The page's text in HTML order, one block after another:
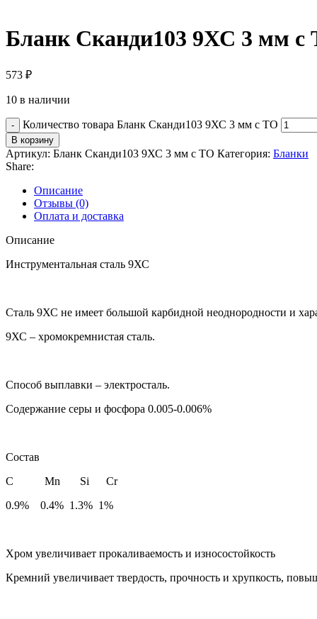
Бланк Сканди103 9ХС 3 мм с
573 ₽
10 в наличии
Количество товара Бланк Сканди103 9ХС 3 мм с ТО
В корзину
Артикул: Бланк Сканди103 9ХС 3 мм с ТО Категория: Бланки
Share:
Описание
Отзывы (0)
Оплата и доставка
Описание
Инструментальная сталь 9ХС
Сталь 9ХС не имеет большой карбидной неоднородности и
9ХС – хромокремнистая сталь.
Способ выплавки – электросталь.
Содержание серы и фосфора 0.005-0.006%
Состав
С Mn Si Cr
0.9% 0.4% 1.3% 1%
Хром увеличивает прокаливаемость и износостойкость
Кремний увеличивает твердость, прочность и хрупкость,